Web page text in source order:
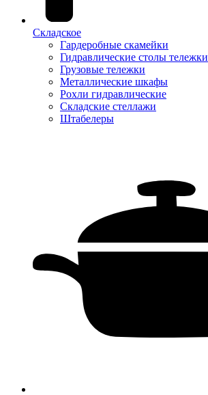
Складское
Гардеробные скамейки
Гидравлические столы тележки
Грузовые тележки
Металлические шкафы
Рохли гидравлические
Складские стеллажи
Штабелеры